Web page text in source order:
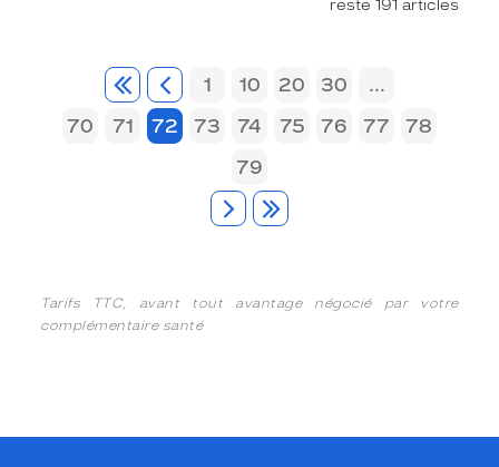
reste 191 articles
1 10 20 30
...
70
71 72 73 74 75 76 77
78
79
Tarifs TTC, avant tout avantage négocié par votre
complémentaire santé